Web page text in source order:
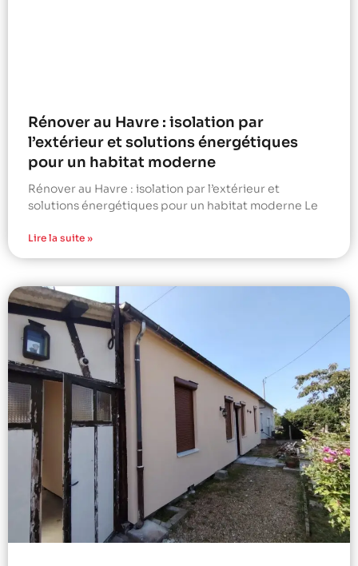
Rénover au Havre : isolation par
l’extérieur et solutions énergétiques
pour un habitat moderne
Rénover au Havre : isolation par l’extérieur et
solutions énergétiques pour un habitat moderne Le
Lire la suite »